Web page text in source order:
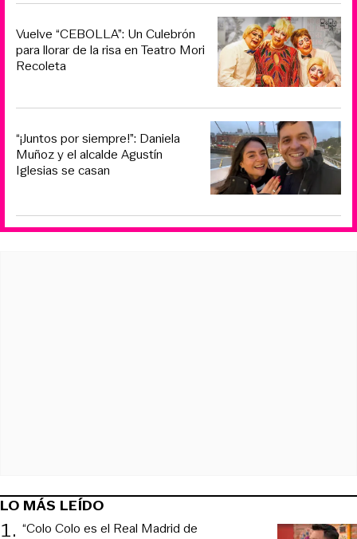
Vuelve “CEBOLLA”: Un Culebrón
para llorar de la risa en Teatro Mori
Recoleta
“¡Juntos por siempre!”: Daniela
Muñoz y el alcalde Agustín
Iglesias se casan
LO MÁS LEÍDO
1. “Colo Colo es el Real Madrid de